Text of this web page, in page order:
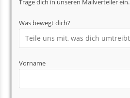
Was bewegt dich?
Vorname